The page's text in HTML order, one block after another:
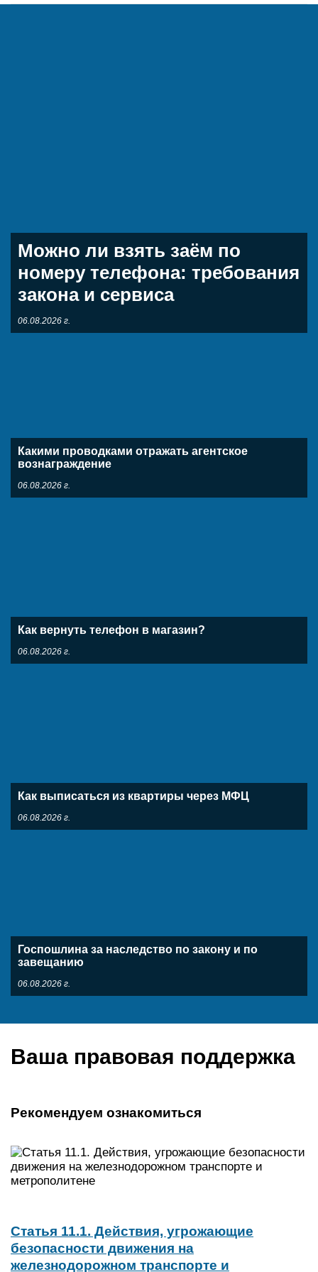
Можно ли взять заём по
номеру телефона: требования
закона и сервиса
06.08.2026 г.
Какими проводками отражать агентское
вознаграждение
06.08.2026 г.
Как вернуть телефон в магазин?
06.08.2026 г.
Как выписаться из квартиры через МФЦ
06.08.2026 г.
Госпошлина за наследство по закону и по
завещанию
06.08.2026 г.
Ваша правовая поддержка
Рекомендуем ознакомиться
Статья 11.1. Действия, угрожающие
безопасности движения на
железнодорожном транспорте и